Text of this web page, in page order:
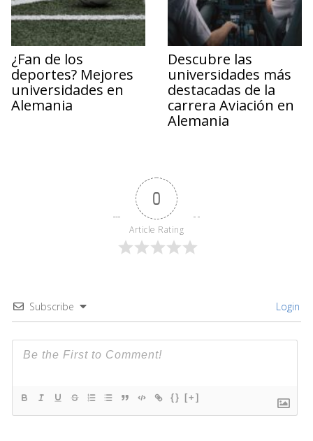
¿Fan de los
deportes? Mejores
universidades en
Alemania
Descubre las
universidades más
destacadas de la
carrera Aviación en
Alemania
0
Article Rating
Subscribe Login
{} [+]